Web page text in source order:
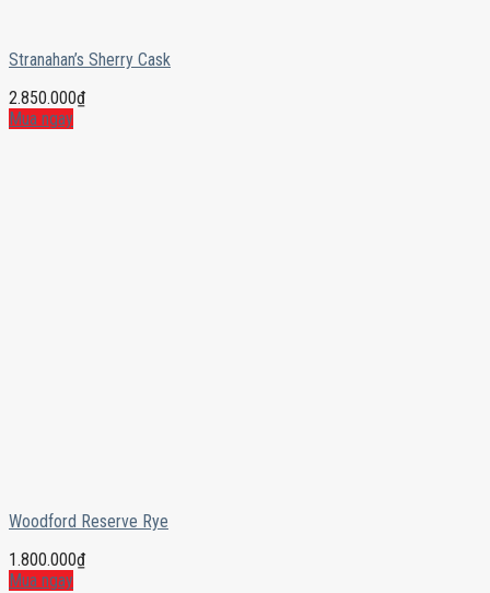
Stranahan’s Sherry Cask
2.850.000₫
Mua ngay
Woodford Reserve Rye
1.800.000₫
Mua ngay